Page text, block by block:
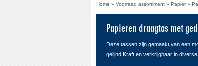
Home » Voorraad assortiment » Papier »
Papieren draagtas met
Deze tassen zijn gemaakt van een
gelijnd Kraft en verkrijgbaar in diverse